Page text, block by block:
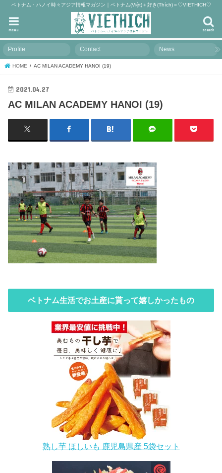
ベトナム・ハノイ時々アジア情報マガジン｜ベトナム(Việt)＋好き(Thích)＝♡VIETHICH♡
search
menu
Profile Contact News
HOME AC MILAN ACADEMY HANOI (19)
2021.04.27
AC MILAN ACADEMY HANOI (19)
ベトナム生活でお土産に貰って嬉しかったもの
熟し芋 ほしいも 鹿児島県産 5袋セット